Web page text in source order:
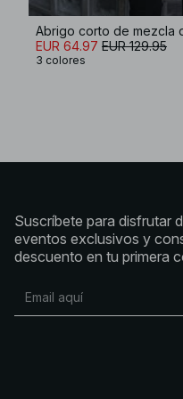
EUR 64.97 EUR 129.95
3 colores
Suscríbete para disfrutar
eventos exclusivos y
descuento en tu primera